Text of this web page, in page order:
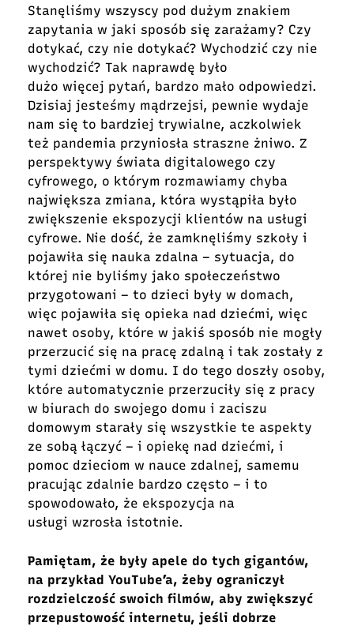
Stanęliśmy wszyscy pod dużym znakiem
zapytania w jaki sposób się zarażamy? Czy
dotykać, czy nie dotykać? Wychodzić czy nie
wychodzić? Tak naprawdę było
dużo więcej pytań, bardzo mało odpowiedzi.
Dzisiaj jesteśmy mądrzejsi, pewnie wydaje
nam się to bardziej trywialne, aczkolwiek
też pandemia przyniosła straszne żniwo. Z
perspektywy świata digitalowego czy
cyfrowego, o którym rozmawiamy chyba
największa zmiana, która wystąpiła było
zwiększenie ekspozycji klientów na usługi
cyfrowe. Nie dość, że zamknęliśmy szkoły i
pojawiła się nauka zdalna – sytuacja, do
której nie byliśmy jako społeczeństwo
przygotowani – to dzieci były w domach,
więc pojawiła się opieka nad dziećmi, więc
nawet osoby, które w jakiś sposób nie mogły
przerzucić się na pracę zdalną i tak zostały z
tymi dziećmi w domu. I do tego doszły osoby,
które automatycznie przerzuciły się z pracy
w biurach do swojego domu i zaciszu
domowym starały się wszystkie te aspekty
ze sobą łączyć – i opiekę nad dziećmi, i
pomoc dzieciom w nauce zdalnej, samemu
pracując zdalnie bardzo często – i to
spowodowało, że ekspozycja na
usługi wzrosła istotnie.
Pamiętam, że były apele do tych gigantów,
na przykład YouTube’a, żeby ograniczył
rozdzielczość swoich filmów, aby zwiększyć
przepustowość internetu, jeśli dobrze